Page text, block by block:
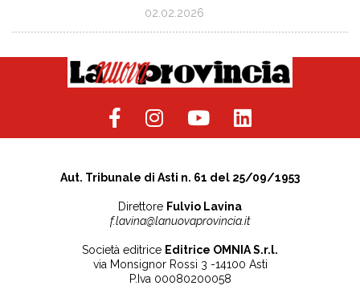
02.02.2026
Aut. Tribunale di Asti n. 61 del 25/09/1953
Direttore Fulvio Lavina
f.lavina@lanuovaprovincia.it
Società editrice Editrice OMNIA S.r.l.
via Monsignor Rossi 3 -14100 Asti
P.Iva 00080200058